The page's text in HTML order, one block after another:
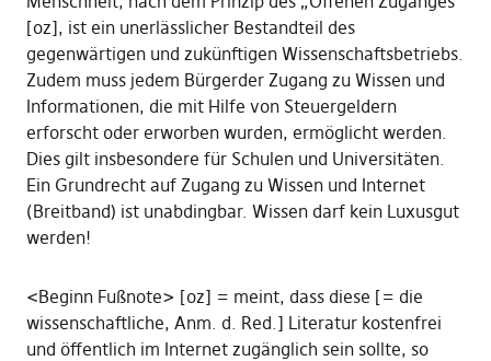
[oz], ist ein unerlässlicher Bestandteil des
gegenwärtigen und zukünftigen Wissenschaftsbetriebs.
Zudem muss jedem Bürgerder Zugang zu Wissen und
Informationen, die mit Hilfe von Steuergeldern
erforscht oder erworben wurden, ermöglicht werden.
Dies gilt insbesondere für Schulen und Universitäten.
Ein Grundrecht auf Zugang zu Wissen und Internet
(Breitband) ist unabdingbar. Wissen darf kein Luxusgut
werden!
<Beginn Fußnote> [oz] = meint, dass diese [= die
wissenschaftliche, Anm. d. Red.] Literatur kostenfrei
und öffentlich im Internet zugänglich sein sollte, so